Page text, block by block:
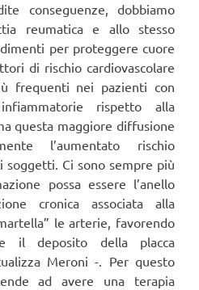
conseguenze, dobbiamo
reumatica e allo stesso
per proteggere cuore
di rischio cardiovascolare
frequenti nei pazienti con
rispetto alla
questa maggiore diffusione
l’aumentato rischio
soggetti. Ci sono sempre più
possa essere l’anello
cronica associata alla
le arterie, favorendo
il deposito della placca
Meroni -. Per questo
ad avere una terapia